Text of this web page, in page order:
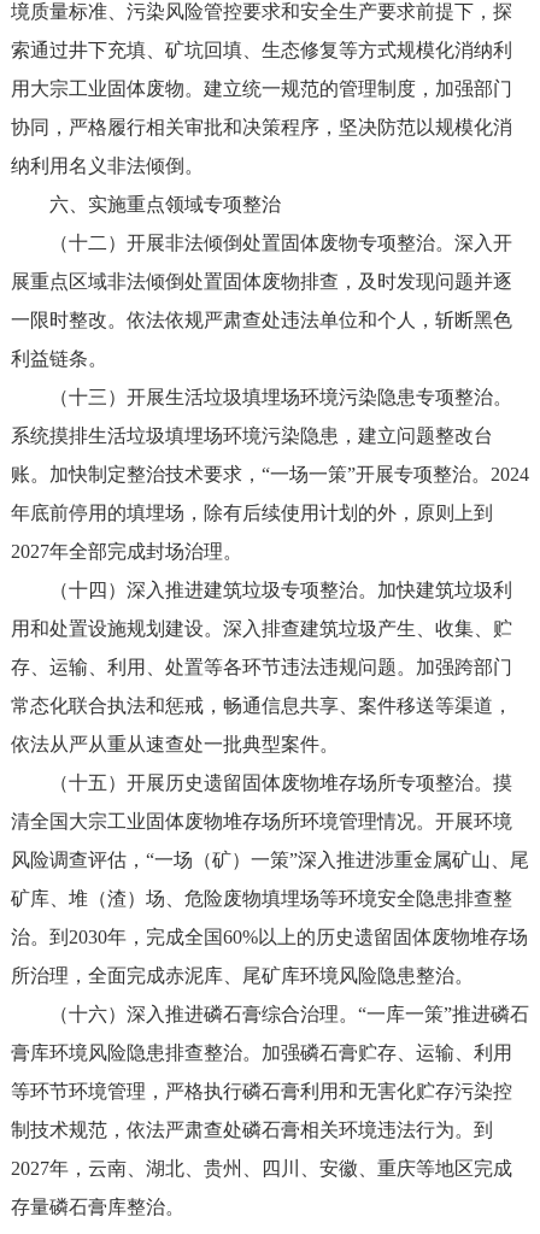
境质量标准、污染风险管控要求和安全生产要求前提下，探
索通过井下充填、矿坑回填、生态修复等方式规模化消纳利
用大宗工业固体废物。建立统一规范的管理制度，加强部门
协同，严格履行相关审批和决策程序，坚决防范以规模化消
纳利用名义非法倾倒。
六、实施重点领域专项整治
（十二）开展非法倾倒处置固体废物专项整治。深入开
展重点区域非法倾倒处置固体废物排查，及时发现问题并逐
一限时整改。依法依规严肃查处违法单位和个人，斩断黑色
利益链条。
（十三）开展生活垃圾填埋场环境污染隐患专项整治。
系统摸排生活垃圾填埋场环境污染隐患，建立问题整改台
账。加快制定整治技术要求，“一场一策”开展专项整治。2024
年底前停用的填埋场，除有后续使用计划的外，原则上到
2027年全部完成封场治理。
（十四）深入推进建筑垃圾专项整治。加快建筑垃圾利
用和处置设施规划建设。深入排查建筑垃圾产生、收集、贮
存、运输、利用、处置等各环节违法违规问题。加强跨部门
常态化联合执法和惩戒，畅通信息共享、案件移送等渠道，
依法从严从重从速查处一批典型案件。
（十五）开展历史遗留固体废物堆存场所专项整治。摸
清全国大宗工业固体废物堆存场所环境管理情况。开展环境
风险调查评估，“一场（矿）一策”深入推进涉重金属矿山、尾
矿库、堆（渣）场、危险废物填埋场等环境安全隐患排查整
治。到2030年，完成全国60%以上的历史遗留固体废物堆存场
所治理，全面完成赤泥库、尾矿库环境风险隐患整治。
（十六）深入推进磷石膏综合治理。“一库一策”推进磷石
膏库环境风险隐患排查整治。加强磷石膏贮存、运输、利用
等环节环境管理，严格执行磷石膏利用和无害化贮存污染控
制技术规范，依法严肃查处磷石膏相关环境违法行为。到
2027年，云南、湖北、贵州、四川、安徽、重庆等地区完成
存量磷石膏库整治。